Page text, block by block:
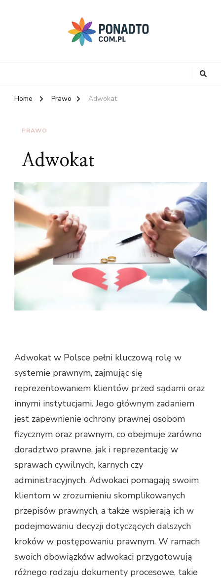
Home Prawo Adwokat
PRAWO
Adwokat
Adwokat w Polsce pełni kluczową rolę w
systemie prawnym, zajmując się
reprezentowaniem klientów przed sądami oraz
innymi instytucjami. Jego głównym zadaniem
jest zapewnienie ochrony prawnej osobom
fizycznym oraz prawnym, co obejmuje zarówno
doradztwo prawne, jak i reprezentację w
sprawach cywilnych, karnych czy
administracyjnych. Adwokaci pomagają swoim
klientom w zrozumieniu skomplikowanych
przepisów prawnych, a także wspierają ich w
podejmowaniu decyzji dotyczących dalszych
kroków w postępowaniu prawnym. W ramach
swoich obowiązków adwokaci przygotowują
różnego rodzaju dokumenty procesowe, takie